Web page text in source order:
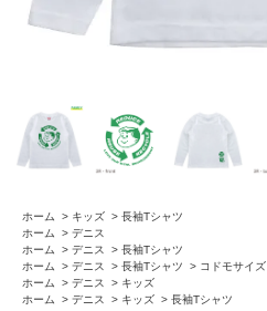
ホーム > キッズ > 長袖Tシャツ
ホーム
> デニス
ホーム
> デニス > 長袖Tシャツ
ホーム
> デニス > 長袖Tシャツ > コドモサイズ
ホーム
> デニス > キッズ
ホーム
> デニス > キッズ > 長袖Tシャツ